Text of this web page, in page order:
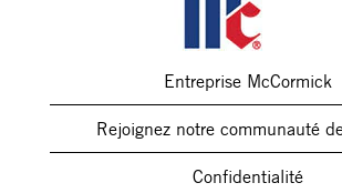
Entreprise McCormick
Rejoignez notre communauté
Confidentialité